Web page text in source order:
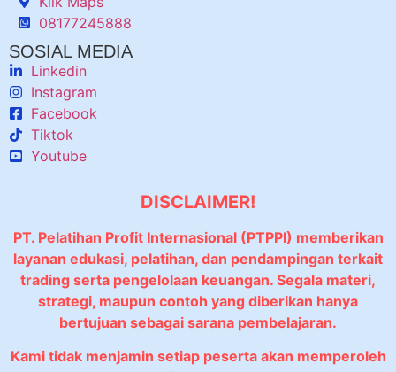
08177245888
SOSIAL MEDIA
Linkedin
Instagram
Facebook
Tiktok
Youtube
DISCLAIMER!
PT. Pelatihan Profit Internasional (PTPPI) memberikan
layanan edukasi, pelatihan, dan pendampingan terkait
trading serta pengelolaan keuangan. Segala materi,
strategi, maupun contoh yang diberikan hanya
bertujuan sebagai sarana pembelajaran.
Kami tidak menjamin setiap peserta akan memperoleh